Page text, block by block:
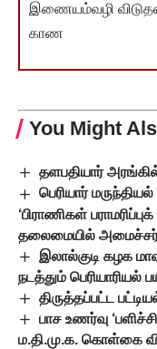
இணையம்வழி
காண
You Might
தளபதியார்
பெரியார்
‘பிராணிகள்
தலைமையில் அமைச்சர்
இலால்குடி கழக
நடத்தும் பெரியாரியல்
திருத்தப்பட்ட
பாச உணர்வு
ம.தி.மு.க. கொள்கை